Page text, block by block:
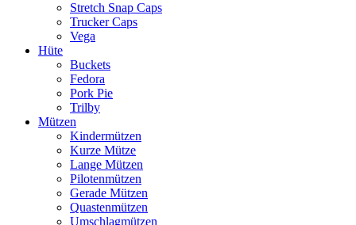
Stretch Snap Caps
Trucker Caps
Vega
Hüte
Buckets
Fedora
Pork Pie
Trilby
Mützen
Kindermützen
Kurze Mütze
Lange Mützen
Pilotenmützen
Gerade Mützen
Quastenmützen
Umschlagmützen